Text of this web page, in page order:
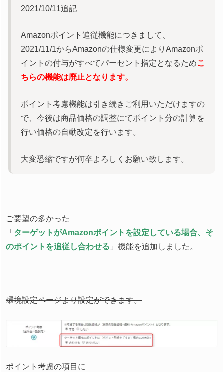
2021/10/11追記
Amazonポイント追従機能につきまして、
2021/11/1からAmazonの仕様変更によりAmazonポ
イントの付与がすべてパーセント指定となるためこ
ちらの機能は廃止となります。
ポイント考慮機能は引き続きご利用いただけますの
で、今後は商品価格の調整にてポイント分の計算を
行い価格の自動改定を行います。
大変恐縮ですが何卒よろしくお願い致します。
ご要望の多かった
「ターゲットがAmazonポイントを設定している場合、そ
のポイントを追従し合わせる」機能を追加しました。
環境設定ページより設定ができます。
ポイント考慮の項目に